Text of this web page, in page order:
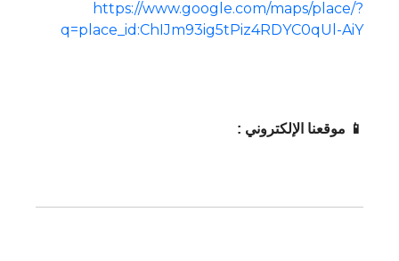
https://www.google.com/maps/place/?
q=place_id:ChIJm93ig5tPiz4RDYC0qUl-AiY
📱 موقعنا الإلكتروني :